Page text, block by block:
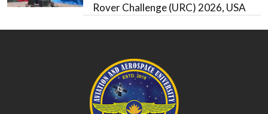
Rover Challenge (URC) 2026, USA